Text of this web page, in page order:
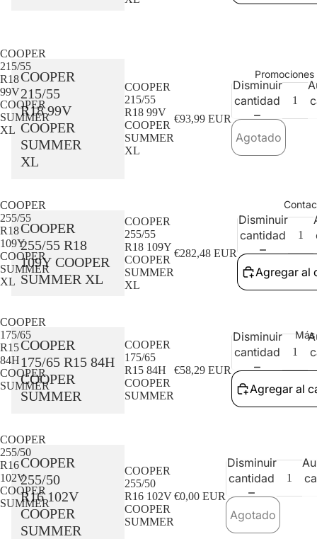
Más
COOPER
215/55
R18
99V
COOPER
SUMMER
XL
COOPER
215/55
R18 99V
COOPER
SUMMER
XL
COOPER
215/55
R18 99V
COOPER
SUMMER
XL
€93,99 EUR
Disminuir
cantidad
Agotado
COOPER
255/55
R18
109Y
COOPER
SUMMER
XL
COOPER
255/55 R18
109Y COOPER
SUMMER XL
COOPER
255/55
R18 109Y
COOPER
SUMMER
XL
€282,48 EUR
Disminuir
cantidad
Agregar al
COOPER
175/65
R15
84H
COOPER
SUMMER
COOPER
175/65 R15 84H
COOPER
SUMMER
COOPER
175/65
R15 84H
COOPER
SUMMER
€58,29 EUR
Disminuir
cantidad
Agregar al
COOPER
255/50
R16
102V
COOPER
SUMMER
COOPER
255/50
R16 102V
COOPER
SUMMER
COOPER
255/50
R16 102V
COOPER
SUMMER
€0,00 EUR
Disminuir
cantidad
Agotado